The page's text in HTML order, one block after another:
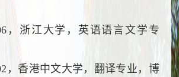
，浙江大学，英语语言文学专
，香港中文大学，翻译专业，博